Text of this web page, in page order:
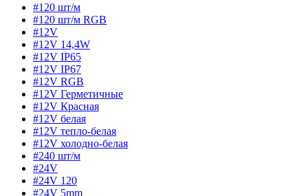
#120 шт/м
#120 шт/м RGB
#12V
#12V 14,4W
#12V IP65
#12V IP67
#12V RGB
#12V Герметичные
#12V Красная
#12V белая
#12V тепло-белая
#12V холодно-белая
#240 шт/м
#24V
#24V 120
#24V 5mm